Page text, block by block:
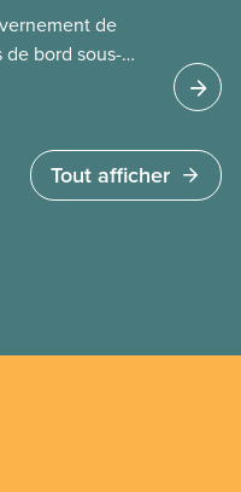
de
de bord sous-
libéral a
du travail
Tout afficher